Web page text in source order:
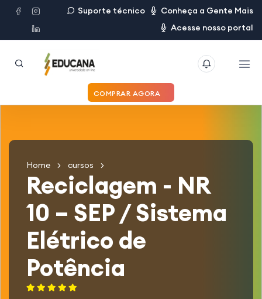
Suporte técnico
Conheça a Gente Mais
Acesse nosso portal
COMPRAR AGORA
Home cursos
Reciclagem - NR
10 – SEP / Sistema
Elétrico de
Potência